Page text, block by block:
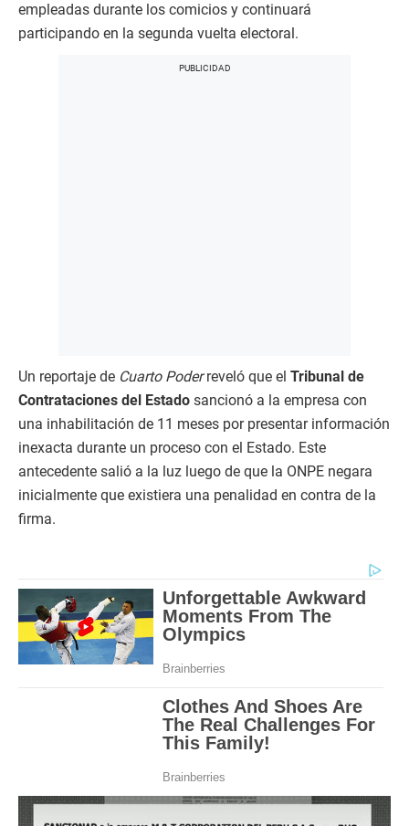
empleadas durante los comicios y continuará
participando en la segunda vuelta electoral.
Un reportaje de Cuarto Poderreveló que el Tribunal de
Contrataciones del Estado sancionó a la empresa con
una inhabilitación de 11 meses por presentar información
inexacta durante un proceso con el Estado. Este
antecedente salió a la luz luego de que la ONPE negara
inicialmente que existiera una penalidad en contra de la
firma.